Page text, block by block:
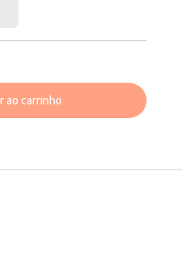
ao carrinho